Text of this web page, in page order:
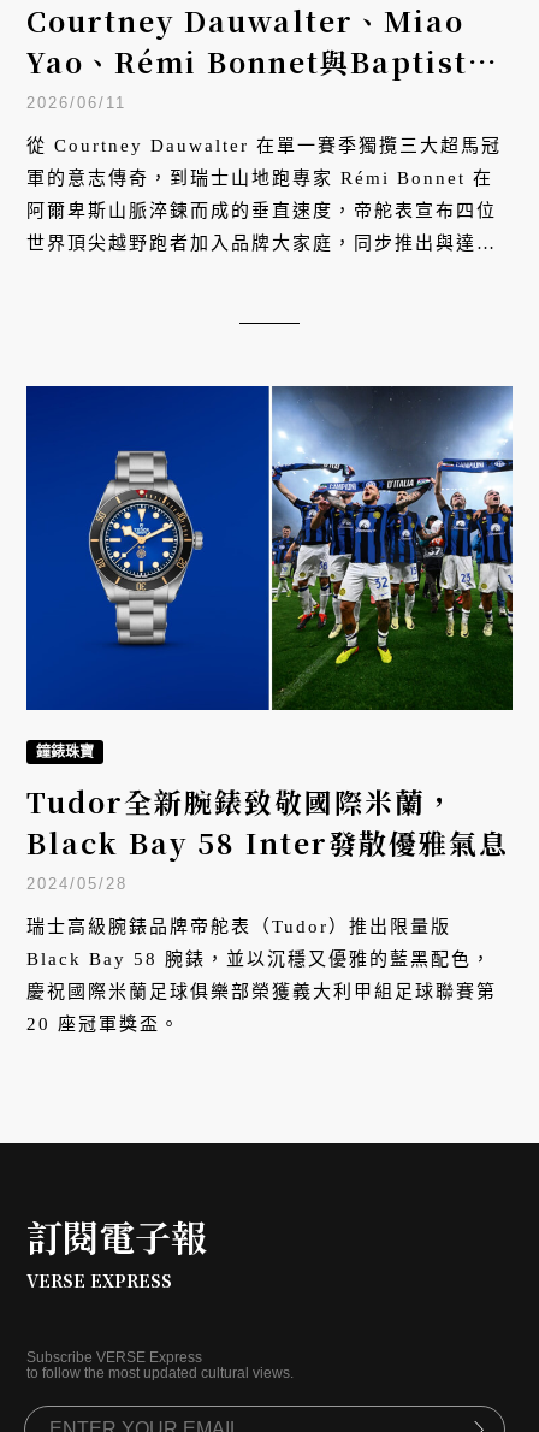
Courtney Dauwalter、Miao
Yao、Rémi Bonnet與Baptiste
Chassagne四位頂尖越野跑者加入
帝舵表！全新Ranger 36毫米與
「沙丘白」錶面同步登場
2026/06/11
從 Courtney Dauwalter 在單一賽季獨攬三大超馬冠
軍的意志傳奇，到瑞士山地跑專家 Rémi Bonnet 在
阿爾卑斯山脈淬鍊而成的垂直速度，帝舵表宣布四位
世界頂尖越野跑者加入品牌大家庭，同步推出與達卡
鐘錶珠寶
Tudor全新腕錶致敬國際米蘭，
Black Bay 58 Inter發散優雅氣息
2024/05/28
瑞士高級腕錶品牌帝舵表（Tudor）推出限量版
Black Bay 58 腕錶，並以沉穩又優雅的藍黑配色，
慶祝國際米蘭足球俱樂部榮獲義大利甲組足球聯賽第
20 座冠軍獎盃。
訂閱電子報
VERSE EXPRESS
Subscribe VERSE Express
to follow the most updated cultural views.